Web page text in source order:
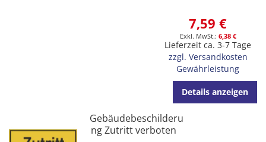
7,59 €
6,38 €
Lieferzeit ca. 3-7 Tage
zzgl. Versandkosten
Gewährleistung
Details anzeigen
Gebäudebeschilderu
ng Zutritt verboten